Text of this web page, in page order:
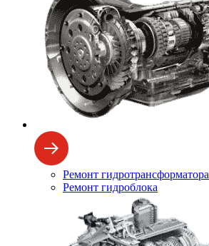
Ремонт гидротрансформатора
Ремонт гидроблока